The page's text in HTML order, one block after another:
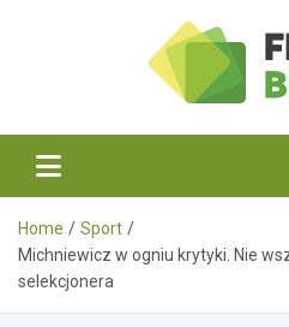
Home
Sport
Michniewicz w ogniu krytyki. Nie
selekcjonera